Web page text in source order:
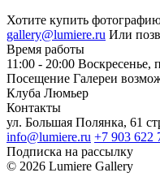
Хотите купить
gallery@lumiere.ru Или
Время работы
11:00 - 20:00 Воскресенье,
Посещение Галереи
Клуба Люмьер
Контакты
ул. Большая Полянка, 61
info@lumiere.ru +7 903 622
Подписка на рассылку
© 2026 Lumiere Gallery